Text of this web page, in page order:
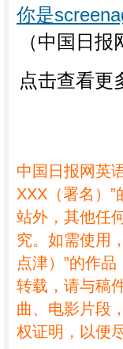
你是
（中国日报
点击查看更
中国日报网英
XXX（署名）
站外，其他任
究。如需使用
点津）”的作
转载，请与稿
曲、电影片段
权证明，以便